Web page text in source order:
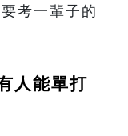
考一輩子的
人能單打